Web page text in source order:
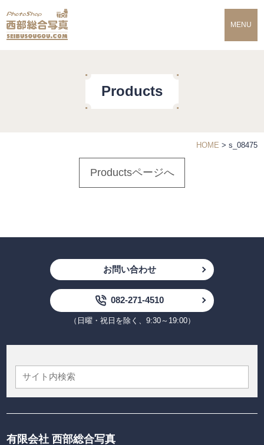
MENU
Products
HOME > s_08475
Productsページへ
お問い合わせ
082-271-4510
（日曜・祝日を除く、9:30～19:00）
有限会社 西部総合写真